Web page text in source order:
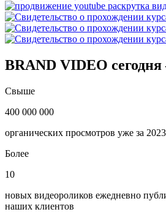
BRAND VIDEO
Свыше
400 000 000
органических просмотров уже за
Более
10
новых видеороликов ежедневно
наших клиентов